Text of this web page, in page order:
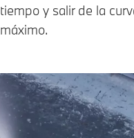
tiempo y salir de la
máximo.